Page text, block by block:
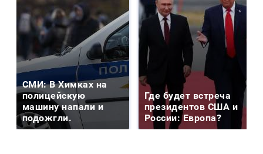
СМИ: В Химках на
полицейскую
машину напали и
подожгли.
Где будет встреча
президентов США и
России: Европа?